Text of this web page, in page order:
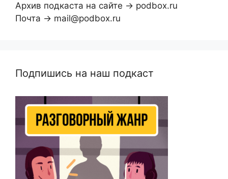
Архив подкаста на сайте → podbox.ru
Почта → mail@podbox.ru
Подпишись на наш подкаст